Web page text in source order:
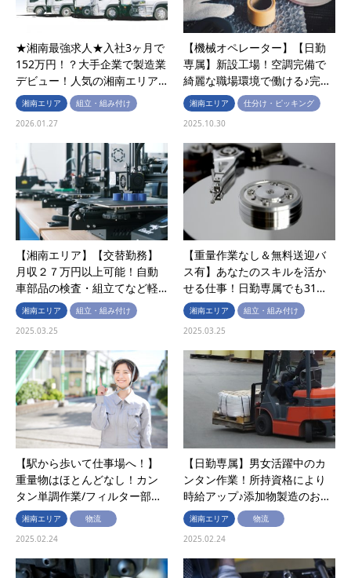
★湘南最強求人★入社3ヶ月で
152万円！？大手企業で製造業
デビュー！人気の湘南エリア…
湘南エリア
組立・組み付け
2026.01.27
【機械オペレーター】【日勤
専属】新設工場！空調完備で
綺麗な職場環境で働ける♪完…
湘南エリア
仕分け・ピッキング
2025.10.30
【湘南エリア】【交替勤務】
月収２７万円以上可能！自動
車部品の検査・組立てなど軽…
湘南エリア
組立・組み付け
2025.03.25
【重量作業なし＆無料送迎バ
ス有】あなたのスキルを活か
せる仕事！日勤専属でも31…
湘南エリア
組立・組み付け
2025.03.25
【駅から歩いて仕事場へ！】
重量物はほとんどなし！カン
タン単調作業/フィルター部…
湘南エリア
物流
2025.02.24
【日勤専属】男女活躍中のカ
ンタン作業！所持資格により
時給アップ♪添加物製造のお…
湘南エリア
物流
2025.02.24